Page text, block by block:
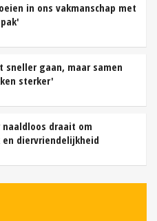
in ons vakmanschap met
sneller gaan, maar samen
sterker'
naaldloos draait om
diervriendelijkheid